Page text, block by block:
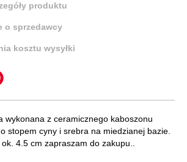
produktu
o sprzedawcy
kosztu wysyłki
wykonana z ceramicznego kaboszonu
stopem cyny i srebra na miedzianej bazie.
4.5 cm zapraszam do zakupu..